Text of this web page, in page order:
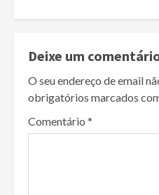
Deixe um
O seu endereço de email
obrigatórios marcados
Comentário *